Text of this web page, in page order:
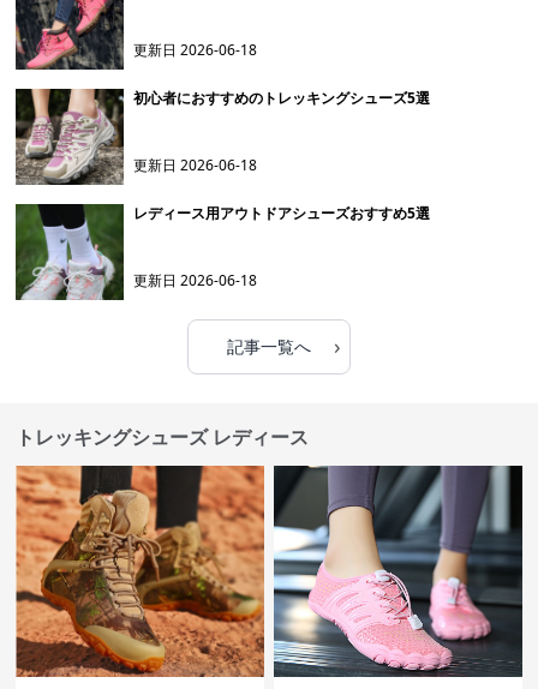
更新日2026-06-18
初心者におすすめのトレッキングシューズ5選
更新日2026-06-18
レディース用アウトドアシューズおすすめ5選
更新日2026-06-18
記事一覧へ ›
トレッキングシューズ レディース